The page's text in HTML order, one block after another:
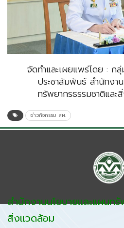
จัดทำและเผยแพร่โดย : กลุ่
ประชาสัมพันธ์ สำนักงา
ทรัพยากรธรรมชาติแล
ข่าวกิจกรรม สผ.
สำนักงานนโยบายและแผนท
สิ่งแวดล้อม